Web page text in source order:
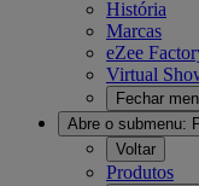
História
Marcas
eZee
Virtual
Fechar
Abre o submenu:
Voltar
Produtos